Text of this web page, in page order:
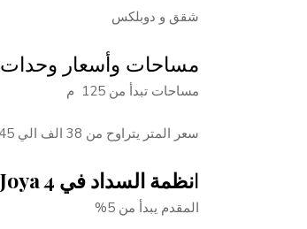
شقق و دوبلكس
مساحات وأسعار وحدات De Joya 4 العاصمة الادارية :
مساحات تبدأ من 125 م
سعر المتر يتراوح من 38 الف الي 45 الف
انظمة السداد في De Joya 4 العاصمة الإدارية :
المقدم يبدأ من 5%